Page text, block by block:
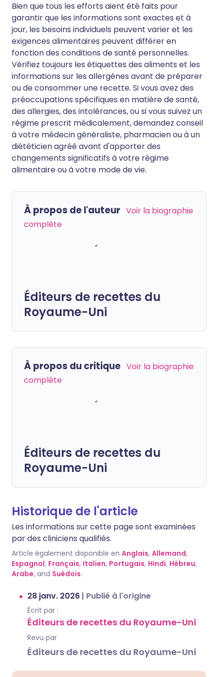
Bien que tous les efforts aient été faits pour
garantir que les informations sont exactes et à
jour, les besoins individuels peuvent varier et les
exigences alimentaires peuvent différer en
fonction des conditions de santé personnelles.
Vérifiez toujours les étiquettes des aliments et les
informations sur les allergènes avant de préparer
ou de consommer une recette. Si vous avez des
préoccupations spécifiques en matière de santé,
des allergies, des intolérances, ou si vous suivez un
régime prescrit médicalement, demandez conseil
à votre médecin généraliste, pharmacien ou à un
diététicien agréé avant d'apporter des
changements significatifs à votre régime
alimentaire ou à votre mode de vie.
À propos de l'auteur Voir la biographie
complète
Éditeurs de recettes du
Royaume-Uni
À propos du critique Voir la biographie
complète
Éditeurs de recettes du
Royaume-Uni
Historique de l'article
Les informations sur cette page sont examinées
par des cliniciens qualifiés.
Article également disponible en Anglais, Allemand,
Espagnol, Français, Italien, Portugais, Hindi, Hébreu,
Arabe, and Suédois.
28 janv. 2026 | Publié à l'origine
Écrit par :
Éditeurs de recettes du Royaume-Uni
Revu par
Éditeurs de recettes du Royaume-Uni